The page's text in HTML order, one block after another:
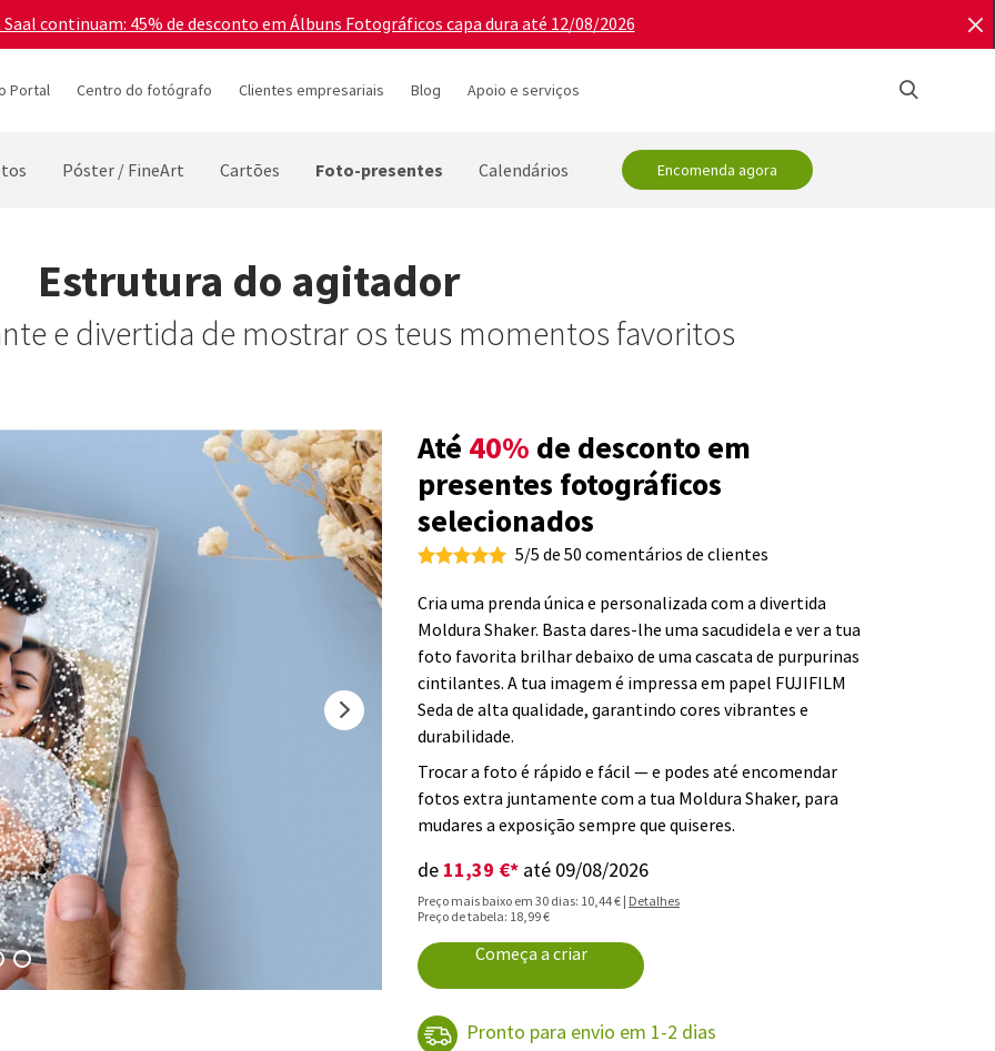
Saal continuam: 45% de desconto em Álbuns Fotográficos capa dura até 12/08/2026
Portal Centro do fotógrafo Clientes empresariais Blog Apoio e serviços
Póster / FineArt Cartões Foto-presentes Calendários Encomenda agora
Estrutura do agitador
e divertida de mostrar os teus momentos favoritos
Até 40% de desconto em
presentes fotográficos
selecionados
5/5 de 50 comentários de clientes
Cria uma prenda única e personalizada com a divertida
Moldura Shaker. Basta dares-lhe uma sacudidela e ver a tua
foto favorita brilhar debaixo de uma cascata de purpurinas
cintilantes. A tua imagem é impressa em papel FUJIFILM
Seda de alta qualidade, garantindo cores vibrantes e
durabilidade.
Trocar a foto é rápido e fácil — e podes até encomendar
fotos extra juntamente com a tua Moldura Shaker, para
mudares a exposição sempre que quiseres.
de 11,39 €* até 09/08/2026
Preço mais baixo em 30 dias: 10,44 € | Detalhes
Preço de tabela: 18,99 €
Começa a criar
Pronto para envio em 1-2 dias